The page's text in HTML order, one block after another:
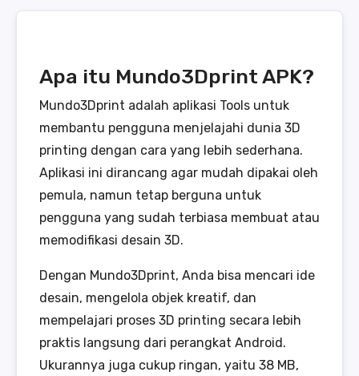
Apa itu Mundo3Dprint APK?
Mundo3Dprint adalah aplikasi Tools untuk
membantu pengguna menjelajahi dunia 3D
printing dengan cara yang lebih sederhana.
Aplikasi ini dirancang agar mudah dipakai oleh
pemula, namun tetap berguna untuk
pengguna yang sudah terbiasa membuat atau
memodifikasi desain 3D.
Dengan Mundo3Dprint, Anda bisa mencari ide
desain, mengelola objek kreatif, dan
mempelajari proses 3D printing secara lebih
praktis langsung dari perangkat Android.
Ukurannya juga cukup ringan, yaitu 38 MB,